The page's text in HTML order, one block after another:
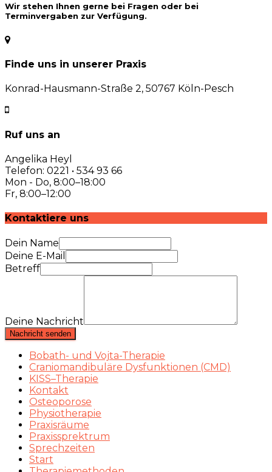
Wir stehen Ihnen gerne bei Fragen oder bei
Terminvergaben zur Verfügung.
Finde uns in unserer Praxis
Konrad-Hausmann-Straße 2, 50767 Köln-Pesch
Ruf uns an
Angelika Heyl
Telefon: 0221 • 534 93 66
Mon - Do, 8:00–18:00
Fr, 8:00–12:00
Kontaktiere uns
Dein Name
Deine E-Mail
Betreff
Deine Nachricht
Nachricht senden
Bobath- und Vojta-Therapie
Craniomandibuläre Dysfunktionen (CMD)
KISS–Therapie
Kontakt
Osteoporose
Physiotherapie
Praxisräume
Praxissprektrum
Sprechzeiten
Start